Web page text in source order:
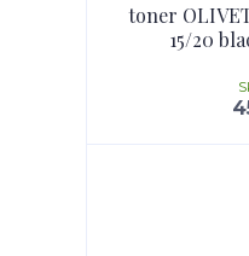
toner
15/20